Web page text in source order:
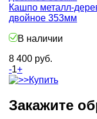
Кашпо металл-
двойное 353мм
В наличии
8 400 руб.
-1+
Купить
Закажите